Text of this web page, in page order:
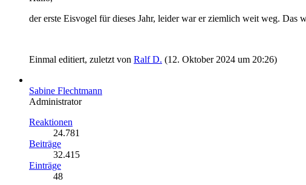
der erste Eisvogel für dieses Jahr, leider war er ziemlich weit weg. Das
Einmal editiert, zuletzt von Ralf D. (12. Oktober 2024 um 20:26)
Sabine Flechtmann
Administrator
Reaktionen
24.781
Beiträge
32.415
Einträge
48